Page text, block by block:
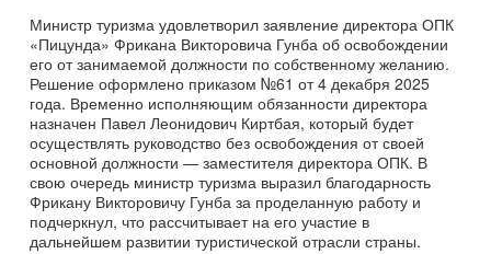
Министр туризма удовлетворил заявление директора ОПК
«Пицунда» Фрикана Викторовича Гунба об освобождении
его от занимаемой должности по собственному желанию.
Решение оформлено приказом №61 от 4 декабря 2025
года. Временно исполняющим обязанности директора
назначен Павел Леонидович Киртбая, который будет
осуществлять руководство без освобождения от своей
основной должности — заместителя директора ОПК. В
свою очередь министр туризма выразил благодарность
Фрикану Викторовичу Гунба за проделанную работу и
подчеркнул, что рассчитывает на его участие в
дальнейшем развитии туристической отрасли страны.